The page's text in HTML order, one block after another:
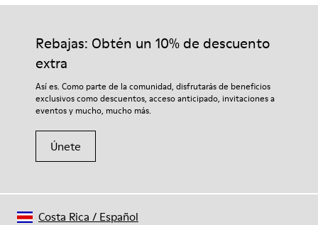
Rebajas: Obtén un 10% de descuento
extra
Así es. Como parte de la comunidad, disfrutarás de beneficios
exclusivos como descuentos, acceso anticipado, invitaciones a
eventos y mucho, mucho más.
Únete
Costa Rica / Español